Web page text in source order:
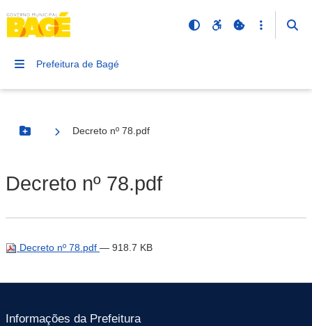
Prefeitura de Bagé
Botão Menu
Decreto nº 78.pdf
Decreto nº 78.pdf
Decreto nº 78.pdf — 918.7 KB
Informações da Prefeitura